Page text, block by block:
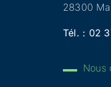
28300
Tél. : 02
Nous